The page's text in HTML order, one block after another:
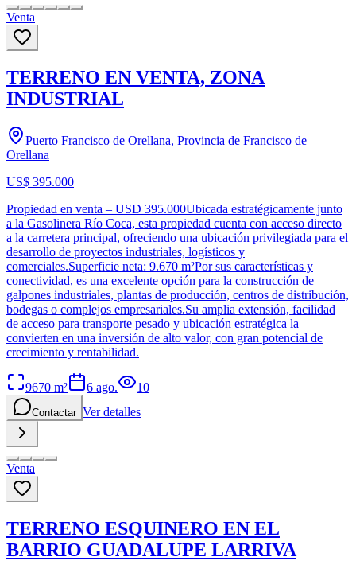
Venta
TERRENO EN VENTA, ZONA
INDUSTRIAL
Puerto Francisco de Orellana, Provincia de Francisco de
Orellana
US$ 395.000
Propiedad en venta – USD 395.000Ubicada estratégicamente junto
a la Gasolinera Río Coca, esta propiedad cuenta con acceso directo
a la carretera principal, ofreciendo una ubicación privilegiada para el
desarrollo de proyectos industriales, logísticos y
comerciales.Superficie neta: 9.670 m²Por sus características y
conectividad, es una excelente opción para la construcción de
galpones industriales, plantas de producción, centros de distribución,
bodegas o complejos empresariales.Su amplia extensión, facilidad
de acceso para transporte pesado y ubicación estratégica la
convierten en una inversión de alto valor, con gran potencial de
crecimiento y rentabilidad.
9670 m² 6 ago. 10
Contactar Ver detalles
Venta
TERRENO ESQUINERO EN EL
BARRIO GUADALUPE LARRIVA